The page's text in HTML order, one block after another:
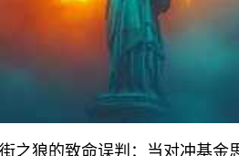
之狼的致命误判：当对冲基金